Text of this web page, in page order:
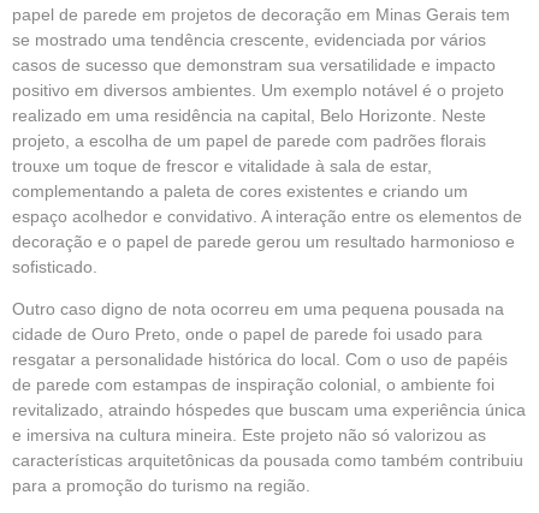
papel de parede em projetos de decoração em Minas Gerais tem
se mostrado uma tendência crescente, evidenciada por vários
casos de sucesso que demonstram sua versatilidade e impacto
positivo em diversos ambientes. Um exemplo notável é o projeto
realizado em uma residência na capital, Belo Horizonte. Neste
projeto, a escolha de um papel de parede com padrões florais
trouxe um toque de frescor e vitalidade à sala de estar,
complementando a paleta de cores existentes e criando um
espaço acolhedor e convidativo. A interação entre os elementos de
decoração e o papel de parede gerou um resultado harmonioso e
sofisticado.
Outro caso digno de nota ocorreu em uma pequena pousada na
cidade de Ouro Preto, onde o papel de parede foi usado para
resgatar a personalidade histórica do local. Com o uso de papéis
de parede com estampas de inspiração colonial, o ambiente foi
revitalizado, atraindo hóspedes que buscam uma experiência única
e imersiva na cultura mineira. Este projeto não só valorizou as
características arquitetônicas da pousada como também contribuiu
para a promoção do turismo na região.